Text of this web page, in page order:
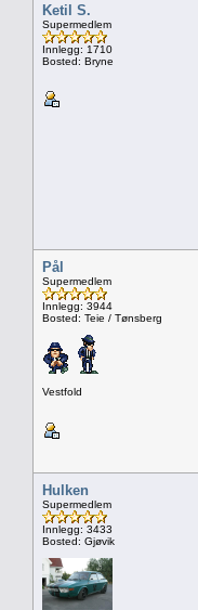
Ketil S.
Supermedlem
Innlegg: 1710
Bosted: Bryne
Pål
Supermedlem
Innlegg: 3944
Bosted: Teie / Tønsberg
Vestfold
Hulken
Supermedlem
Innlegg: 3433
Bosted: Gjøvik